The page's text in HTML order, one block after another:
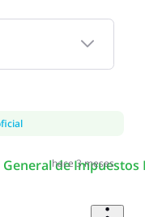
de
hace 3 meses